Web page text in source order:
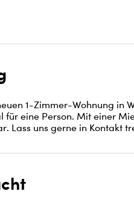
1-Zimmer-Wohnung in
für eine Person. Mit einer
Lass uns gerne in Kontakt